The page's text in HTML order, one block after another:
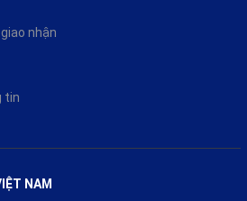
nhận
tin
NAM